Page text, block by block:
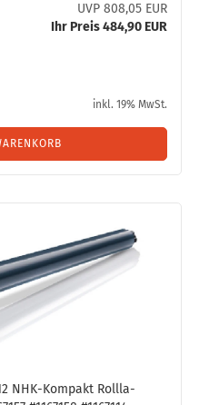
UVP 808,05 EUR
Ihr Preis 484,90 EUR
inkl. 19% MwSt.
NHK-​Kom­pakt Roll­la­